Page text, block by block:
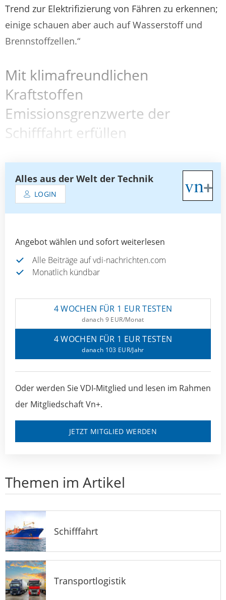
Trend zur Elektrifizierung von Fähren zu erkennen;
einige schauen aber auch auf Wasserstoff und
Brennstoffzellen.“
Mit klimafreundlichen
Kraftstoffen
Emissionsgrenzwerte der
Schifffahrt erfüllen
Alles aus der Welt der Technik
LOGIN
Angebot wählen und sofort weiterlesen
Alle Beiträge auf vdi-nachrichten.com
Monatlich kündbar
4 WOCHEN FÜR 1 EUR TESTEN
danach 9 EUR/Monat
4 WOCHEN FÜR 1 EUR TESTEN
danach 103 EUR/Jahr
Oder werden Sie VDI-Mitglied und lesen im Rahmen
der Mitgliedschaft Vn+.
JETZT MITGLIED WERDEN
Themen im Artikel
Schifffahrt
Transportlogistik